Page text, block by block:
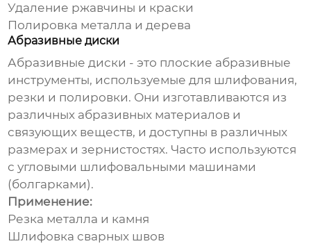
Удаление ржавчины и краски
Полировка металла и дерева
Абразивные диски
Абразивные диски - это плоские абразивные
инструменты, используемые для шлифования,
резки и полировки. Они изготавливаются из
различных абразивных материалов и
связующих веществ, и доступны в различных
размерах и зернистостях. Часто используются
с угловыми шлифовальными машинами
(болгарками).
Применение:
Резка металла и камня
Шлифовка сварных швов